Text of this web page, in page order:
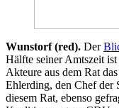
Wunstorf (red). Der
Hälfte seiner Amtszeit
Akteure aus dem Rat
Ehlerding, den Chef der
diesem Rat, ebenso